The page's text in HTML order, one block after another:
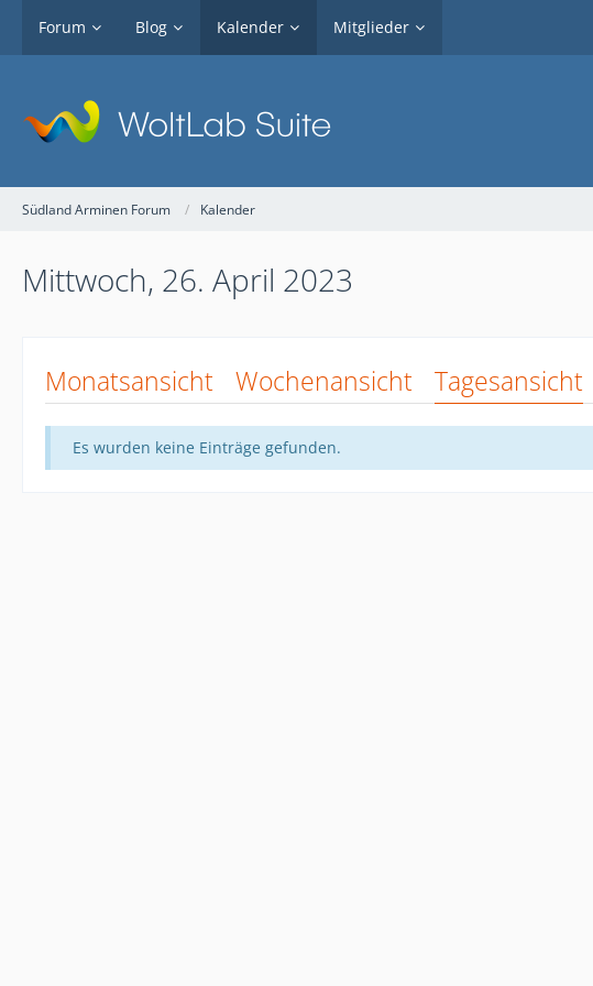
Forum Blog Kalender Mitglieder
Südland Arminen Forum Kalender
Mittwoch, 26. April 2023
Monatsansicht Wochenansicht Tagesansicht
Es wurden keine Einträge gefunden.